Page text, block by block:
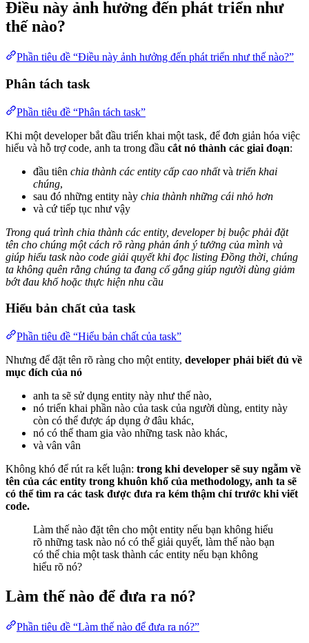
Điều này ảnh hưởng đến phát triển như
thế nào?
Phần tiêu đề “Điều này ảnh hưởng đến phát triển như thế nào?”
Phân tách task
Phần tiêu đề “Phân tách task”
Khi một developer bắt đầu triển khai một task, để đơn giản hóa việc
hiểu và hỗ trợ code, anh ta trong đầu cắt nó thành các giai đoạn:
đầu tiên chia thành các entity cấp cao nhấtvà triển khai
chúng,
sau đó những entity này chia thành những cái nhỏ hơn
và cứ tiếp tục như vậy
Trong quá trình chia thành các entity, developer bị buộc phải đặt
tên cho chúng một cách rõ ràng phản ánh ý tưởng của mình và
giúp hiểu task nào code giải quyết khi đọc listing Đồng thời, chúng
ta không quên rằng chúng ta đang cố gắng giúp người dùng giảm
bớt đau khổ hoặc thực hiện nhu cầu
Hiểu bản chất của task
Phần tiêu đề “Hiểu bản chất của task”
Nhưng để đặt tên rõ ràng cho một entity, developer phải biết đủ về
mục đích của nó
anh ta sẽ sử dụng entity này như thế nào,
nó triển khai phần nào của task của người dùng, entity này
còn có thể được áp dụng ở đâu khác,
nó có thể tham gia vào những task nào khác,
và vân vân
Không khó để rút ra kết luận: trong khi developer sẽ suy ngẫm về
tên của các entity trong khuôn khổ của methodology, anh ta sẽ
có thể tìm ra các task được đưa ra kém thậm chí trước khi viết
code.
Làm thế nào đặt tên cho một entity nếu bạn không hiểu
rõ những task nào nó có thể giải quyết, làm thế nào bạn
có thể chia một task thành các entity nếu bạn không
hiểu rõ nó?
Làm thế nào để đưa ra nó?
Phần tiêu đề “Làm thế nào để đưa ra nó?”